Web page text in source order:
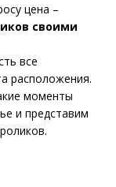
цена –
своими
все
расположения.
моменты
и представим